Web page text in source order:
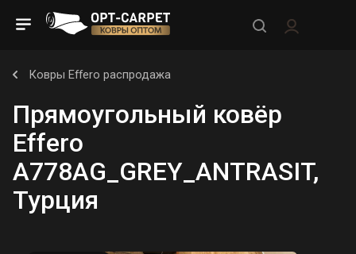
Ковры Effero распродажа
Прямоугольный ковёр
Effero
A778AG_GREY_ANTRASIT,
Турция